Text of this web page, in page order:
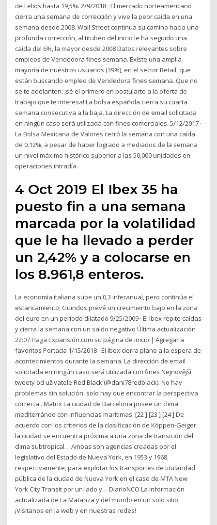
de Leliqs hasta 19,5%. 2/9/2018 · El mercado norteamericano
cierra una semana de corrección y vive la peor caída en una
semana desde 2008. Wall Street continua su camino hacia una
profunda corrección, al titubeo del inicio le ha seguido una
caída del 6%, la mayor desde 2008 Datos relevantes sobre
empleos de Vendedora fines semana. Existe una amplia
mayoría de nuestros usuarios (39%), en el sector Retail, que
están buscando empleo de Vendedora fines semana. Que no
se te adelanten: ¡sé el primero en postularte a la oferta de
trabajo que te interesa! La bolsa española cierra su cuarta
semana consecutiva a la baja. La dirección de email solicitada
en ningún caso será utilizada con fines comerciales. 5/12/2017 ·
La Bolsa Mexicana de Valores cerró la semana con una caída
de 0.12%, a pesar de haber logrado a mediados de la semana
un nivel máximo histórico superior a las 50,000 unidades en
operaciones intradía.
4 Oct 2019 El Ibex 35 ha
puesto fin a una semana
marcada por la volatilidad
que le ha llevado a perder
un 2,42% y a colocarse en
los 8.961,8 enteros.
La economía italiana sube un 0,3 interanual, pero continúa el
estancamiento; Guindos prevé un crecimiento bajo en la zona
del euro en un periodo dilatado 9/25/2009 · El Ibex repite caídas
y cierra la semana con un saldo negativo Última actualización
22:07 Haga Expansión.com su página de inicio | Agregar a
favoritos Portada 1/15/2018 · El Ibex cierra plano a la espera de
acontecimientos durante la semana. La dirección de email
solicitada en ningún caso será utilizada con fines Nejnovější
tweety od uživatele Red Black (@dani78redblack). No hay
problemas sin solución, solo hay que encontrar la perspectiva
correcta . Matrix La ciudad de Barcelona posee un clima
mediterráneo con influencias marítimas. [22 ] [23 ] [24 ] De
acuerdo con los criterios de la clasificación de Köppen-Geiger
la ciudad se encuentra próxima a una zona de transición del
clima subtropical… Ambas son agencias creadas por el
legislativo del Estado de Nueva York, en 1953 y 1968,
respectivamente, para explotar los transportes de titularidad
pública de la ciudad de Nueva York en el caso de MTA New
York City Transit por un lado y… DiarioNCO La información
actualizada de La Matanza y del mundo en un solo sitio.
¡Visitanos en la web y en nuestras redes!